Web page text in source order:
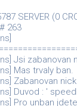
SERVER (0
263
Jsi zabanovan
Mas trvaly ban.
Zabanovan
Duvod : '
Pro unban